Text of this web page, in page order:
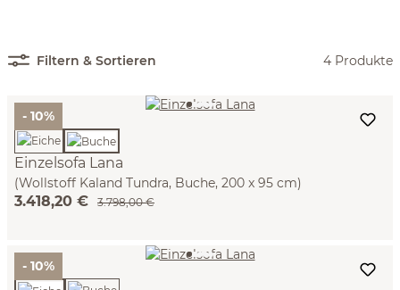
Filtern & Sortieren 4 Produkte
- 10%
Einzelsofa Lana
(Wollstoff Kaland Tundra, Buche, 200 x 95 cm)
3.418,20 € 3.798,00 €
- 10%